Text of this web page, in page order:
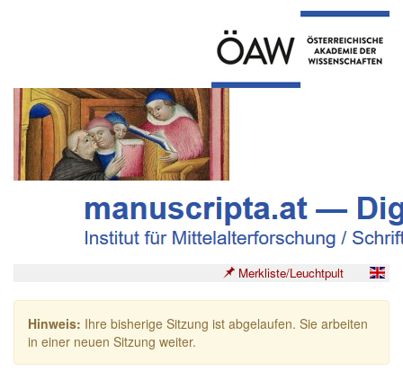
Merkliste/Leuchtpult
Hinweis: Ihre bisherige Sitzung ist abgelaufen. Sie arbeiten
in einer neuen Sitzung weiter.